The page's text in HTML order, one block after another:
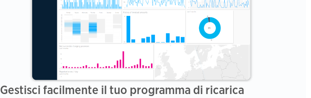
Gestisci facilmente il tuo programma di ricarica